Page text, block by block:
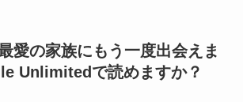
愛の家族にもう一度出会えま
Unlimitedで読めますか？